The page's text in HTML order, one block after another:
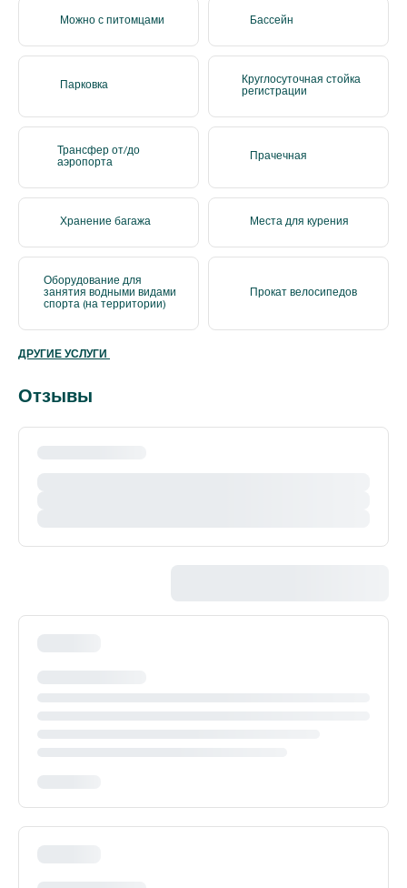
Можно с питомцами Бассейн
Парковка
Круглосуточная стойка
регистрации
Трансфер от/до
аэропорта
Прачечная
Хранение багажа Места для курения
Оборудование для
занятия водными видами
спорта (на территории)
Прокат велосипедов
ДРУГИЕ УСЛУГИ
Отзывы